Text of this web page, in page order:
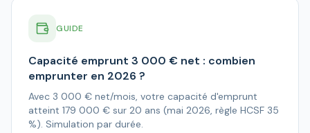
GUIDE
Capacité emprunt 3 000 € net : combien
emprunter en 2026 ?
Avec 3 000 € net/mois, votre capacité d'emprunt
atteint 179 000 € sur 20 ans (mai 2026, règle HCSF 35
%). Simulation par durée.